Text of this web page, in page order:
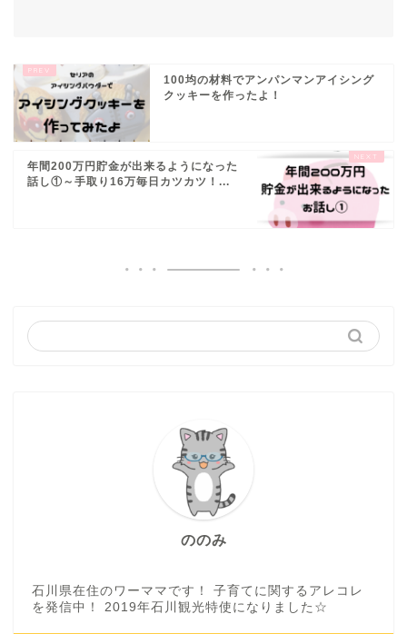
100均の材料でアンパンマンアイシング
クッキーを作ったよ！
年間200万円貯金が出来るようになった
話し①～手取り16万毎日カツカツ！...
ののみ
石川県在住のワーママです！ 子育てに関するアレコレ
を発信中！ 2019年石川観光特使になりました☆